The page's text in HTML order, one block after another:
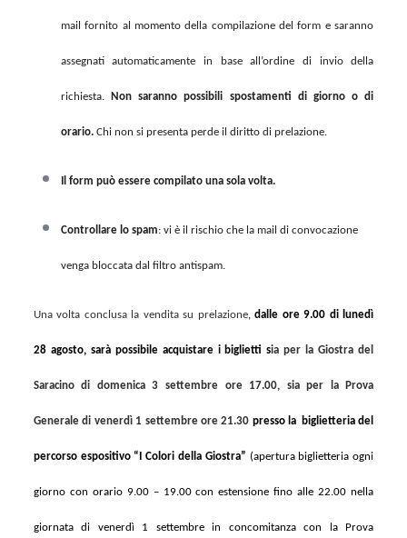
mail fornito al momento della compilazione del form e saranno
assegnati automaticamente in base all’ordine di invio della
richiesta. Non saranno possibili spostamenti di giorno o di
orario.Chi non si presenta perde il diritto di prelazione.
Il form può essere compilato una sola volta.
Controllare lo spam: vi è il rischio che la mail di convocazione
venga bloccata dal filtro antispam.
Una volta conclusa la vendita su prelazione,dalle ore 9.00 di lunedì
28 agosto, sarà possibile acquistare i biglietti sia per la Giostra del
Saracino di domenica 3 settembre ore 17.00, sia per la Prova
Generale di venerdì 1 settembre ore 21.30 presso la biglietteria del
percorso espositivo “I Colori della Giostra” (apertura biglietteria ogni
giorno con orario 9.00 – 19.00 con estensione fino alle 22.00 nella
giornata di venerdì 1 settembre in concomitanza con la Prova